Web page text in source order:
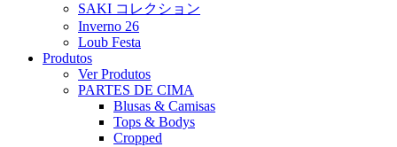
SAKI コレクション
Inverno 26
Loub Festa
Produtos
Ver Produtos
PARTES DE CIMA
Blusas & Camisas
Tops & Bodys
Cropped